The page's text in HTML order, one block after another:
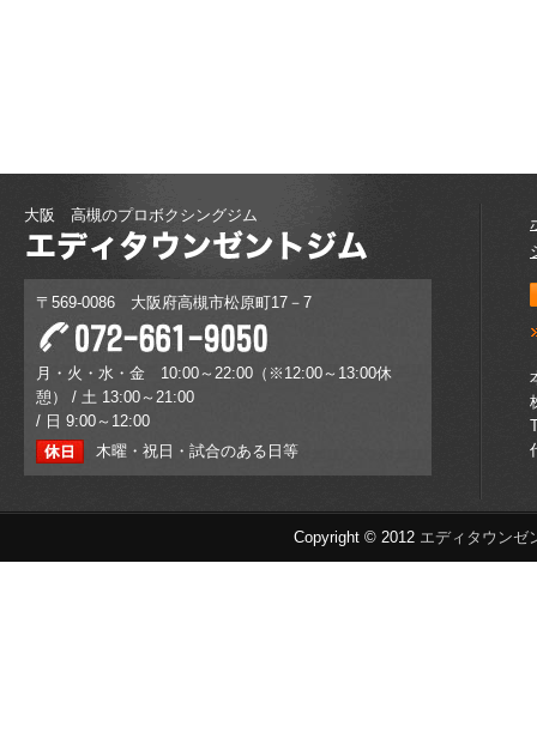
大阪 高槻のプロボクシングジム
〒569-0086 大阪府高槻市松原町17－7
月・火・水・金 10:00～22:00（※12:00～13:00休
憩） / 土 13:00～21:00
/ 日 9:00～12:00
木曜・祝日・試合のある日等
Copyright © 2012 エディタウンゼ